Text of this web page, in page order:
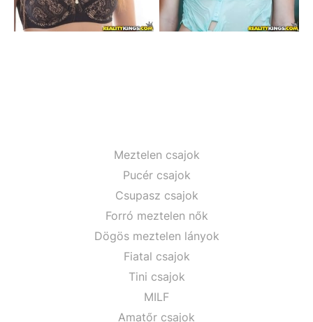
Meztelen csajok
Pucér csajok
Csupasz csajok
Forró meztelen nők
Dögös meztelen lányok
Fiatal csajok
Tini csajok
MILF
Amatőr csajok